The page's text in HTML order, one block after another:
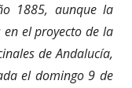
1885, aunque la
el proyecto de la
de Andalucía,
el domingo 9 de